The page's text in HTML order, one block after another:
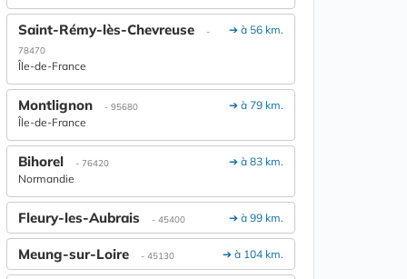
➔ à 56 km.
Saint-Rémy-lès-Chevreuse
-
78470
Île-de-France
➔ à 79 km.
Montlignon - 95680
Île-de-France
➔ à 83 km.
Bihorel - 76420
Normandie
➔ à 99 km.
Fleury-les-Aubrais - 45400
➔ à 104 km.
Meung-sur-Loire - 45130